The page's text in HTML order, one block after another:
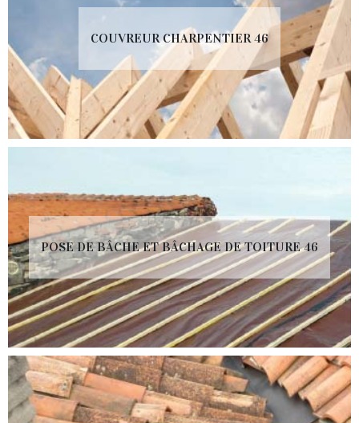
COUVREUR CHARPENTIER 46
POSE DE BÂCHE ET BÂCHAGE DE TOITURE 46